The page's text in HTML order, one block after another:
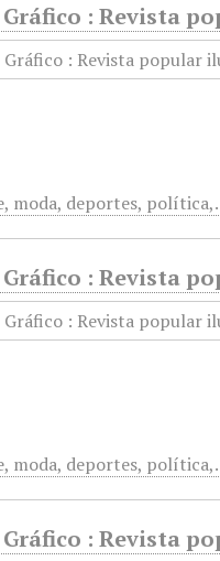
: Revista
moda, deportes,
: Revista
moda, deportes,
: Revista